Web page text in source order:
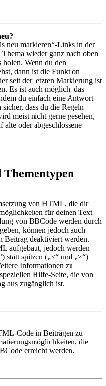
neu markieren“-Links in der
wieder ganz nach oben
holen. Wenn du den
dann ist die Funktion
seit der letzten Markierung ist
Es ist auch möglich, das
du einfach eine Antwort
dass du die Regeln
meist nicht gerne gesehen,
oder abgeschlossene
von HTML, die dir
für deinen Text
von BBCode werden durch
können jedoch auch
Beitrag deaktiviert werden.
aufgebaut, jedoch werden
statt spitzen („<“ und „>“)
Informationen zu
Hilfe-Seite, die von
aus zugänglich ist.
Code in Beiträgen zu
die
erreicht werden.